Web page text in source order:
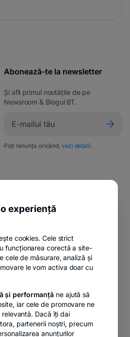
Abonează-te la newsletter
Și afli primul noutățile de pe
Newsroom & Blogul BT.
Poți renunța oricând, vezi detalii.
experiență
cookies. Cele strict
funcționarea corectă a site-
cele de măsurare, analiză și
le vom activa doar cu
și performanță ne ajută să
iar cele de promovare ne
Dacă îți dai
partenerii noștri, precum
anunțurilor